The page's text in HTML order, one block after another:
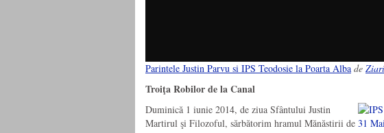
Parintele Justin Parvu si IPS Teodosie la Poarta Alba de
Troiţa Robilor de la Canal
Duminică 1 iunie 2014, de ziua Sfântului Justin
Martirul şi Filozoful, sărbătorim hramul Mănăstirii de